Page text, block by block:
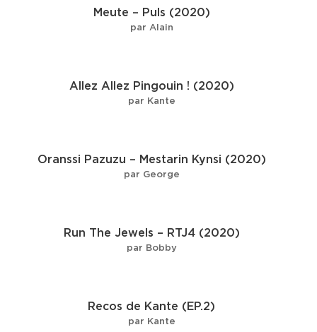
Meute – Puls (2020)
par Alain
Allez Allez Pingouin ! (2020)
par Kante
Oranssi Pazuzu – Mestarin Kynsi (2020)
par George
Run The Jewels – RTJ4 (2020)
par Bobby
Recos de Kante (EP.2)
par Kante